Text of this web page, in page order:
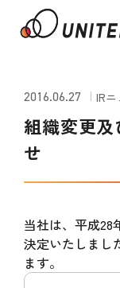
2016.06.27 IR
組織変更
せ
当社は、平成28
決定いたしまし
ます。